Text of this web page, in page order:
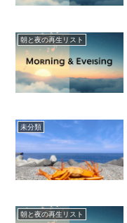
朝と夜の再生リスト
未分類
朝と夜の再生リスト